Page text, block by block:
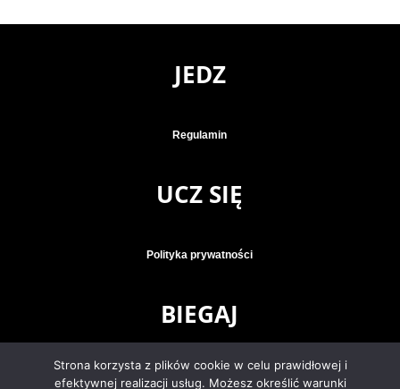
JEDZ
Regulamin
UCZ SIĘ
Polityka prywatności
BIEGAJ
Klauzula informacyjna
Strona korzysta z plików cookie w celu prawidłowej i
efektywnej realizacji usług. Możesz określić warunki